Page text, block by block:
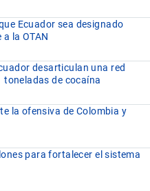
Ecuador sea designado
la OTAN
desarticulan una red
de cocaína
la ofensiva de Colombia y
para fortalecer el sistema